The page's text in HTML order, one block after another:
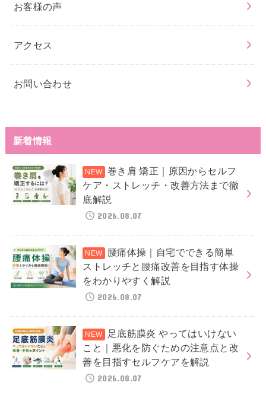
お客様の声
アクセス
お問い合わせ
新着情報
巻き肩 矯正｜原因からセルフ
ケア・ストレッチ・改善方法まで徹
底解説
2026.08.07
腰痛体操｜自宅でできる簡単
ストレッチと腰痛改善を目指す体操
をわかりやすく解説
2026.08.07
足底筋膜炎 やってはいけない
こと｜悪化を防ぐための注意点と改
善を目指すセルフケアを解説
2026.08.07